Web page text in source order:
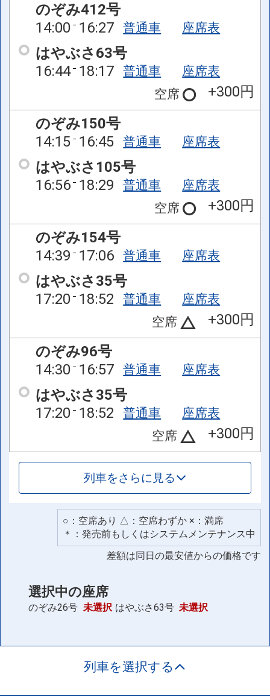
のぞみ412号
14:00 16:27 普通車 座席表
はやぶさ63号
16:44 18:17 普通車
座席表
空席
+300円
のぞみ150号
14:15 16:45 普通車 座席表
はやぶさ105号
16:56 18:29 普通車
座席表
空席
+300円
のぞみ154号
14:39 17:06 普通車 座席表
はやぶさ35号
17:20 18:52 普通車
座席表
空席
+300円
のぞみ96号
14:30 16:57 普通車 座席表
はやぶさ35号
17:20 18:52 普通車
座席表
空席
+300円
列車をさらに見る
○：空席あり △：空席わずか ×：満席
＊：発売前もしくはシステムメンテナンス中
差額は同日の最安値からの価格です
選択中の座席
のぞみ26号 未選択 はやぶさ63号 未選択
列車を選択する